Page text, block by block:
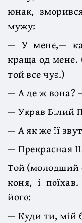
юнак,
мужу:
— У мене,—
краща од мене.
той все чує.)
— А де ж вона?
— Украв Білий
— А як же її
— Прекрасная
Той (молодший
коня, і
його:
— Куди ти, мій